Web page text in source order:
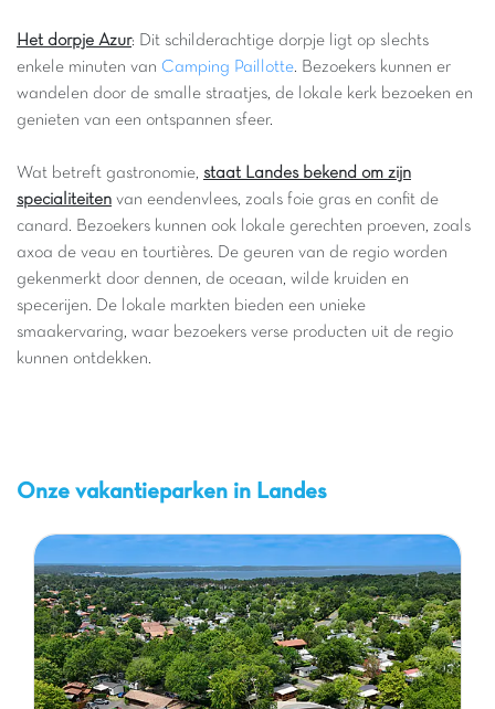
Het dorpje Azur: Dit schilderachtige dorpje ligt op slechts
enkele minuten van Camping Paillotte. Bezoekers kunnen er
wandelen door de smalle straatjes, de lokale kerk bezoeken en
genieten van een ontspannen sfeer.
Wat betreft gastronomie, staat Landes bekend om zijn
specialiteiten van eendenvlees, zoals foie gras en confit de
canard. Bezoekers kunnen ook lokale gerechten proeven, zoals
axoa de veau en tourtières. De geuren van de regio worden
gekenmerkt door dennen, de oceaan, wilde kruiden en
specerijen. De lokale markten bieden een unieke
smaakervaring, waar bezoekers verse producten uit de regio
kunnen ontdekken.
Onze vakantieparken in Landes